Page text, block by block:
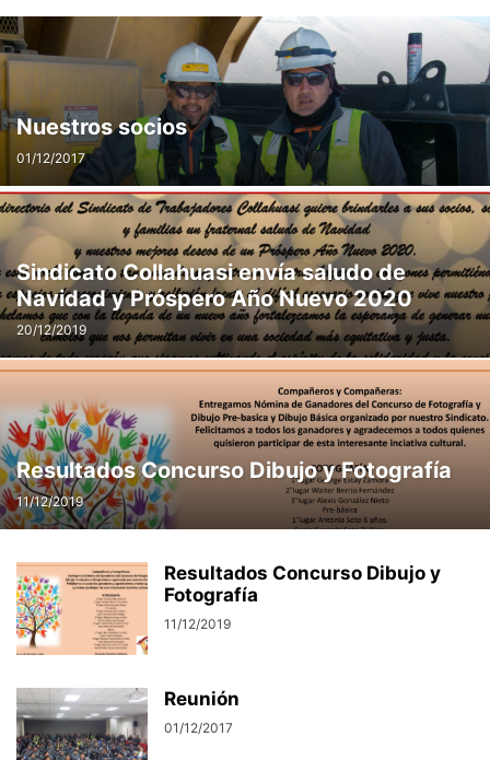
Nuestros socios
01/12/2017
Sindicato Collahuasi envía saludo de
Navidad y Próspero Año Nuevo 2020
20/12/2019
Resultados Concurso Dibujo y Fotografía
11/12/2019
Resultados Concurso Dibujo y
Fotografía
11/12/2019
Reunión
01/12/2017